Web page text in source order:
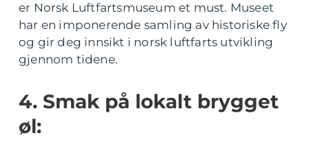
er Norsk Luftfartsmuseum et must. Museet
har en imponerende samling av historiske fly
og gir deg innsikt i norsk luftfarts utvikling
gjennom tidene.
4. Smak på lokalt brygget
øl: